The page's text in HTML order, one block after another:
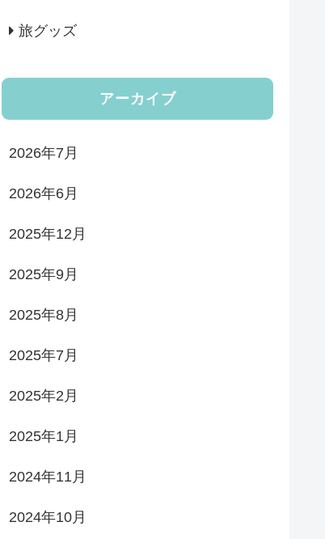
旅グッズ
アーカイブ
2026年7月
2026年6月
2025年12月
2025年9月
2025年8月
2025年7月
2025年2月
2025年1月
2024年11月
2024年10月